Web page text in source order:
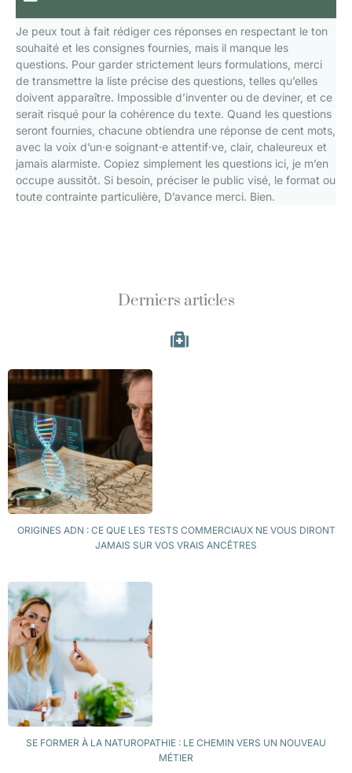
Je peux tout à fait rédiger ces réponses en respectant le ton
souhaité et les consignes fournies, mais il manque les
questions. Pour garder strictement leurs formulations, merci
de transmettre la liste précise des questions, telles qu’elles
doivent apparaître. Impossible d’inventer ou de deviner, et ce
serait risqué pour la cohérence du texte. Quand les questions
seront fournies, chacune obtiendra une réponse de cent mots,
avec la voix d’un·e soignant·e attentif·ve, clair, chaleureux et
jamais alarmiste. Copiez simplement les questions ici, je m’en
occupe aussitôt. Si besoin, préciser le public visé, le format ou
toute contrainte particulière, D’avance merci. Bien.
Derniers articles
ORIGINES ADN : CE QUE LES TESTS COMMERCIAUX NE VOUS DIRONT
JAMAIS SUR VOS VRAIS ANCÊTRES
SE FORMER À LA NATUROPATHIE : LE CHEMIN VERS UN NOUVEAU
MÉTIER